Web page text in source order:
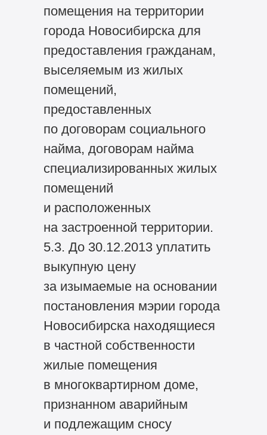
помещения на территории
города Новосибирска для
предоставления гражданам,
выселяемым из жилых
помещений,
предоставленных
по договорам социального
найма, договорам найма
специализированных жилых
помещений
и расположенных
на застроенной территории.
5.3. До 30.12.2013 уплатить
выкупную цену
за изымаемые на основании
постановления мэрии города
Новосибирска находящиеся
в частной собственности
жилые помещения
в многоквартирном доме,
признанном аварийным
и подлежащим сносу